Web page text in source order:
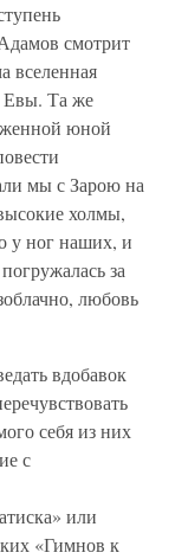
смотрит
вселенная
Евы. Та же
юной
мы с Зарою на
холмы,
у ног наших, и
за
любовь
вдобавок
себя из них
с
или
«Гимнов к